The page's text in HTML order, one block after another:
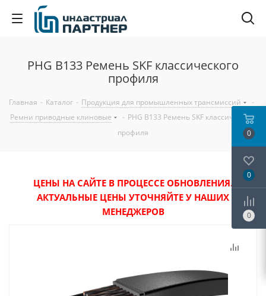
PHG B133 Ремень SKF классического
профиля
Главная - Каталог - Продукция для промышленных трансмиссий
-
Ремни приводные клиновые
- PHG B133 Ремень SKF классического
профиля
ЦЕНЫ НА САЙТЕ В ПРОЦЕССЕ ОБНОВЛЕНИЯ.
АКТУАЛЬНЫЕ ЦЕНЫ УТОЧНЯЙТЕ У НАШИХ
МЕНЕДЖЕРОВ
0
0
0